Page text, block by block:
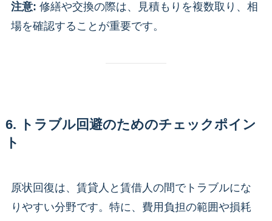
注意: 修繕や交換の際は、見積もりを複数取り、相
場を確認することが重要です。
6. トラブル回避のためのチェックポイン
ト
原状回復は、賃貸人と賃借人の間でトラブルにな
りやすい分野です。特に、費用負担の範囲や損耗